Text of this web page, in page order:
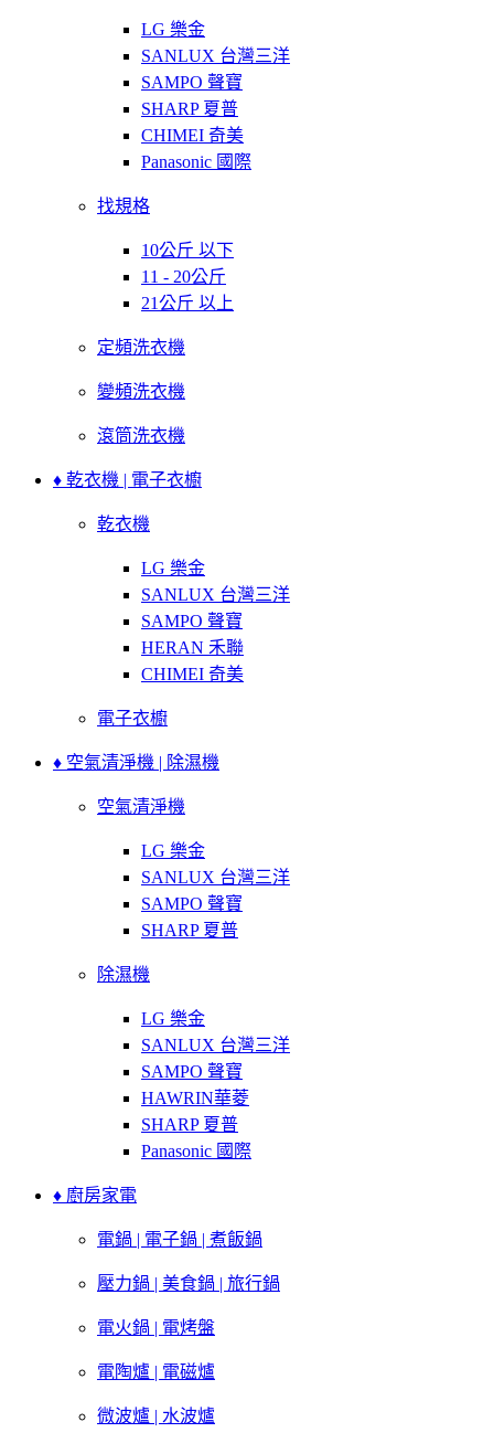
LG 樂金
SANLUX 台灣三洋
SAMPO 聲寶
SHARP 夏普
CHIMEI 奇美
Panasonic 國際
找規格
10公斤 以下
11 - 20公斤
21公斤 以上
定頻洗衣機
變頻洗衣機
滾筒洗衣機
♦ 乾衣機 | 電子衣櫥
乾衣機
LG 樂金
SANLUX 台灣三洋
SAMPO 聲寶
HERAN 禾聯
CHIMEI 奇美
電子衣櫥
♦ 空氣清淨機 | 除濕機
空氣清淨機
LG 樂金
SANLUX 台灣三洋
SAMPO 聲寶
SHARP 夏普
除濕機
LG 樂金
SANLUX 台灣三洋
SAMPO 聲寶
HAWRIN華菱
SHARP 夏普
Panasonic 國際
♦ 廚房家電
電鍋 | 電子鍋 | 煮飯鍋
壓力鍋 | 美食鍋 | 旅行鍋
電火鍋 | 電烤盤
電陶爐 | 電磁爐
微波爐 | 水波爐